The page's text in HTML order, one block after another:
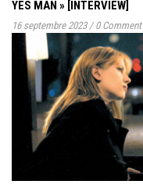
YES MAN » [INTERVIEW]
16 septembre 2023 / 0 Comment